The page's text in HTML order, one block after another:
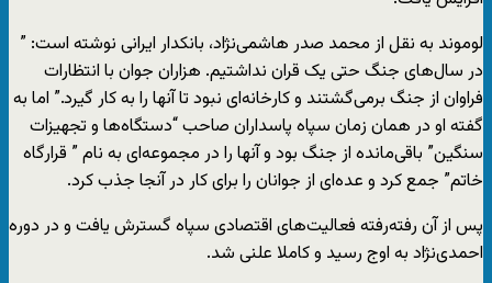
لوموند به نقل از محمد صدر هاشمی‌نژاد، بانکدار ایرانی نوشته است: ”
در سال‌های جنگ حتی یک قران نداشتیم. هزاران جوان با انتظارات
فراوان از جنگ برمی‌گشتند و کارخانه‌ای نبود تا آنها را به کار گیرد.” اما به
گفته او در همان زمان سپاه پاسداران صاحب “دستگاه‌ها و تجهیزات
سنگین” باقی‌مانده از جنگ بود و آنها را در مجموعه‌ای به نام ” قرارگاه
خاتم” جمع کرد و عده‌ای از جوانان را برای کار در آنجا جذب کرد.
پس از آن رفته‌رفته فعالیت‌های اقتصادی سپاه گسترش یافت و در دوره
احمدی‌نژاد به اوج رسید و کاملا علنی شد.